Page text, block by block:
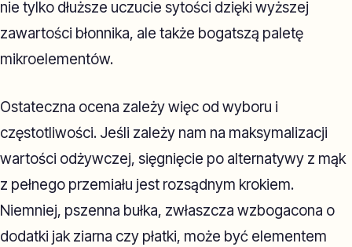
nie tylko dłuższe uczucie sytości dzięki wyższej
zawartości błonnika, ale także bogatszą paletę
mikroelementów.
Ostateczna ocena zależy więc od wyboru i
częstotliwości. Jeśli zależy nam na maksymalizacji
wartości odżywczej, sięgnięcie po alternatywy z mąk
z pełnego przemiału jest rozsądnym krokiem.
Niemniej, pszenna bułka, zwłaszcza wzbogacona o
dodatki jak ziarna czy płatki, może być elementem